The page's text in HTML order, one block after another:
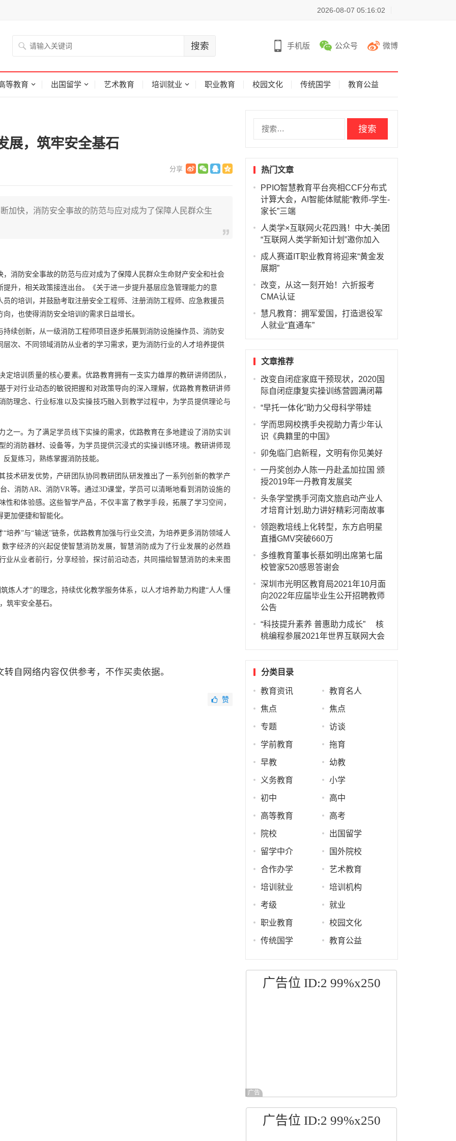
2026-08-07 05:16:02
手机版 公众号 微博
等教育 出国留学 艺术教育 培训就业 职业教育 校园文化 传统国学 教育公益
展，筑牢安全基石
加快，消防安全事故的防范与应对成为了保障人民群众生
消防安全事故的防范与应对成为了保障人民群众生命财产安全和社会
升，相关政策接连出台。
《关于进一步提升基层应急管理能力的意
的培训，并鼓励考取注册安全工程师、注册消防工程师、应急救援员
，也使得消防安全培训的需求日益增长。
续创新， 从一级消防工程师项目逐步拓展到消防设施操作员、消防安
次、不同领域消防从业者的学习需求，更为消防行业的人才培养提供
培训质量的核心要素。优路教育拥有一支实力雄厚的教研讲师团队，
于对行业动态的敏锐把握和对政策导向的深入理解，优路教育教研讲师
防理念、行业标准以及实操技巧融入到教学过程中，为学员提供理论与
一。为了满足学员线下实操的需求，优路教育在多地建设了消防实训
的消防器材、设备等，为学员提供沉浸式的实操训练环境。教研讲师现
复练习，熟练掌握消防技能。
技术研发优势，产研团队协同教研团队研发推出了一系列创新的教学产
、消防AR、消防VR等。通过3D课堂，学员可以清晰地看到消防设施的
和体验感。这些智学产品，不仅丰富了教学手段，拓展了学习空间，
加便捷和智能化。
“培养”与“输送”链条，优路教育加强与行业交流，为培养更多消防领域人
数字经济的兴起促使智慧消防发展，智慧消防成为了行业发展的必然趋
业从业者前行，分享经验，探讨前沿动态，共同描绘智慧消防的未来图
炼人才”的理念，持续优化教学服务体系， 以人才培养助力构建“人人懂
筑牢安全基石。
自网络内容仅供参考，不作买卖依据。
赞
热门文章
PPIO智慧教育平台亮相CCF分布式
计算大会，AI智能体赋能“教师-学生-
家长”三端
人类学×互联网火花四溅！中大-美团
“互联网人类学新知计划”邀你加入
成人赛道IT职业教育将迎来“黄金发
展期”
改变，从这一刻开始！六折报考
CMA认证
慧凡教育：拥军爱国，打造退役军
人就业“直通车”
文章推荐
改变自闭症家庭干预现状，2020国
际自闭症康复实操训练营圆满闭幕
“早托一体化”助力父母科学带娃
学而思网校携手央视助力青少年认
识《典籍里的中国》
卯兔临门启新程，文明有你见美好
一丹奖创办人陈一丹赴孟加拉国 颁
授2019年一丹教育发展奖
头条学堂携手河南文旅启动产业人
才培育计划,助力讲好精彩河南故事
领跑教培线上化转型，东方启明星
直播GMV突破660万
多维教育董事长蔡如明出席第七届
校管家520感恩答谢会
深圳市光明区教育局2021年10月面
向2022年应届毕业生公开招聘教师
公告
“科技提升素养 普惠助力成长” 核
桃编程参展2021年世界互联网大会
分类目录
教育资讯 教育名人
焦点 焦点
专题 访谈
学前教育 拖育
早教 幼教
义务教育 小学
初中 高中
高等教育 高考
院校 出国留学
留学中介 国外院校
合作办学 艺术教育
培训就业 培训机构
考级 就业
职业教育 校园文化
传统国学 教育公益
广告位 ID:2 99%x250
广告
广告位 ID:2 99%x250